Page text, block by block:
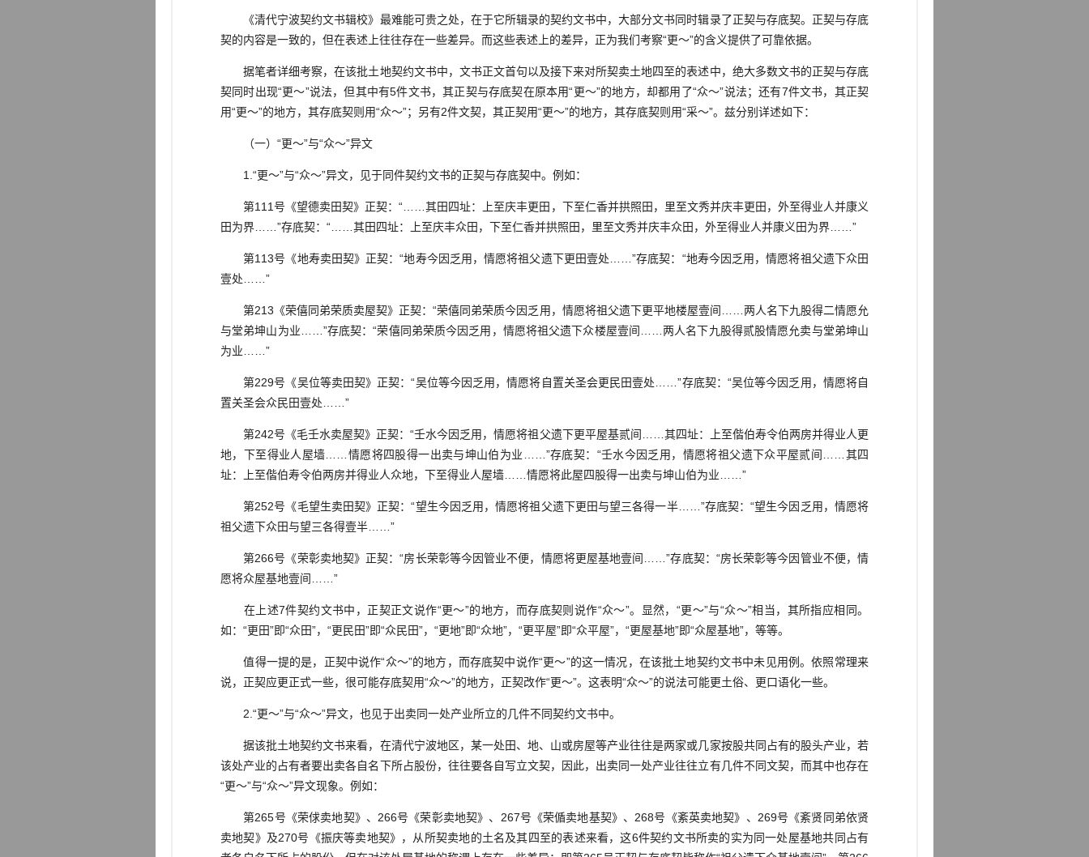
《清代宁波契约文书辑校》最难能可贵之处，在于它所辑录的契约文书中，大部分文书同时辑录了正契与存底契。正契与存底
契的内容是一致的，但在表述上往往存在一些差异。而这些表述上的差异，正为我们考察“更～”的含义提供了可靠依据。
据笔者详细考察，在该批土地契约文书中，文书正文首句以及接下来对所契卖土地四至的表述中，绝大多数文书的正契与存底
契同时出现“更～”说法，但其中有5件文书，其正契与存底契在原本用“更～”的地方，却都用了“众～”说法；还有7件文书，其正契
用“更～”的地方，其存底契则用“众～”；另有2件文契，其正契用“更～”的地方，其存底契则用“采～”。兹分别详述如下：
（一）“更～”与“众～”异文
1.“更～”与“众～”异文，见于同件契约文书的正契与存底契中。例如：
第111号《望德卖田契》正契：“……其田四址：上至庆丰更田，下至仁香并拱照田，里至文秀并庆丰更田，外至得业人并康义
田为界……”存底契：“……其田四址：上至庆丰众田，下至仁香并拱照田，里至文秀并庆丰众田，外至得业人并康义田为界……”
第113号《地寿卖田契》正契：“地寿今因乏用，情愿将祖父遗下更田壹处……”存底契：“地寿今因乏用，情愿将祖父遗下众田
壹处……”
第213《荣僖同弟荣质卖屋契》正契：“荣僖同弟荣质今因乏用，情愿将祖父遗下更平地楼屋壹间……两人名下九股得二情愿允
与堂弟坤山为业……”存底契：“荣僖同弟荣质今因乏用，情愿将祖父遗下众楼屋壹间……两人名下九股得贰股情愿允卖与堂弟坤山
为业……”
第229号《吴位等卖田契》正契：“吴位等今因乏用，情愿将自置关圣会更民田壹处……”存底契：“吴位等今因乏用，情愿将自
置关圣会众民田壹处……”
第242号《毛壬水卖屋契》正契：“壬水今因乏用，情愿将祖父遗下更平屋基贰间……其四址：上至偕伯寿令伯两房并得业人更
地，下至得业人屋墙……情愿将四股得一出卖与坤山伯为业……”存底契：“壬水今因乏用，情愿将祖父遗下众平屋贰间……其四
址：上至偕伯寿令伯两房并得业人众地，下至得业人屋墙……情愿将此屋四股得一出卖与坤山伯为业……”
第252号《毛望生卖田契》正契：“望生今因乏用，情愿将祖父遗下更田与望三各得一半……”存底契：“望生今因乏用，情愿将
祖父遗下众田与望三各得壹半……”
第266号《荣彰卖地契》正契：“房长荣彰等今因管业不便，情愿将更屋基地壹间……”存底契：“房长荣彰等今因管业不便，情
愿将众屋基地壹间……”
在上述7件契约文书中，正契正文说作“更～”的地方，而存底契则说作“众～”。显然，“更～”与“众～”相当，其所指应相同。
如：“更田”即“众田”，“更民田”即“众民田”，“更地”即“众地”，“更平屋”即“众平屋”，“更屋基地”即“众屋基地”，等等。
值得一提的是，正契中说作“众～”的地方，而存底契中说作“更～”的这一情况，在该批土地契约文书中未见用例。依照常理来
说，正契应更正式一些，很可能存底契用“众～”的地方，正契改作“更～”。这表明“众～”的说法可能更土俗、更口语化一些。
2.“更～”与“众～”异文，也见于出卖同一处产业所立的几件不同契约文书中。
据该批土地契约文书来看，在清代宁波地区，某一处田、地、山或房屋等产业往往是两家或几家按股共同占有的股头产业，若
该处产业的占有者要出卖各自名下所占股份，往往要各自写立文契，因此，出卖同一处产业往往立有几件不同文契，而其中也存在
“更～”与“众～”异文现象。例如：
第265号《荣俅卖地契》、266号《荣彰卖地契》、267号《荣偱卖地基契》、268号《紊英卖地契》、269号《紊贤同弟依贤
卖地契》及270号《振庆等卖地契》，从所契卖地的土名及其四至的表述来看，这6件契约文书所卖的实为同一处屋基地共同占有